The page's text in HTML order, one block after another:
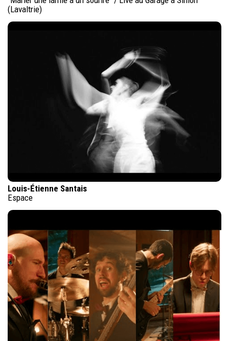
(Lavaltrie)
Louis-Étienne Santais
Espace